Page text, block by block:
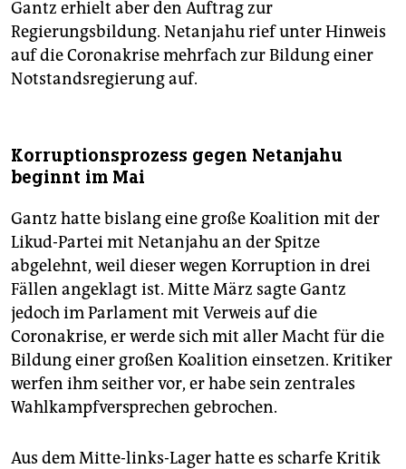
Gantz erhielt aber den Auftrag zur
Regierungsbildung. Netanjahu rief unter Hinweis
auf die Coronakrise mehrfach zur Bildung einer
Notstandsregierung auf.
Korruptionsprozess gegen Netanjahu
beginnt im Mai
Gantz hatte bislang eine große Koalition mit der
Likud-Partei mit Netanjahu an der Spitze
abgelehnt, weil dieser wegen Korruption in drei
Fällen angeklagt ist. Mitte März sagte Gantz
jedoch im Parlament mit Verweis auf die
Coronakrise, er werde sich mit aller Macht für die
Bildung einer großen Koalition einsetzen. Kritiker
werfen ihm seither vor, er habe sein zentrales
Wahlkampfversprechen gebrochen.
Aus dem Mitte-links-Lager hatte es scharfe Kritik